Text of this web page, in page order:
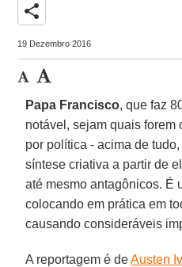
share
19 Dezembro 2016
Papa Francisco, que faz
notável, sejam quais forem
por política - acima de
síntese criativa a partir de
até mesmo antagônicos. É
colocando em prática em
causando consideráveis
A reportagem é deAusten